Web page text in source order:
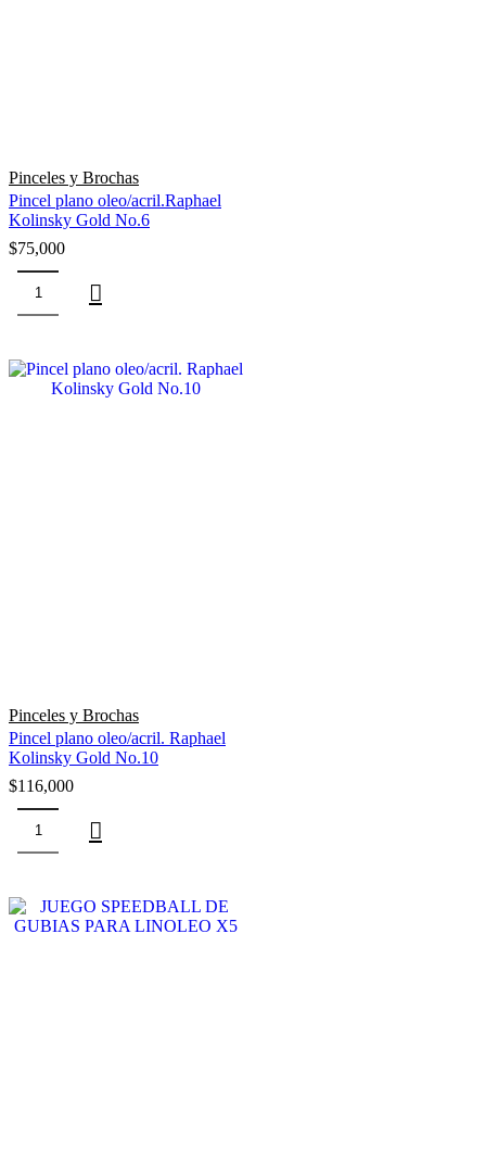
Pinceles y Brochas
Pincel plano oleo/acril.Raphael
Kolinsky Gold No.6
$75,000
Pinceles y Brochas
Pincel plano oleo/acril. Raphael
Kolinsky Gold No.10
$116,000